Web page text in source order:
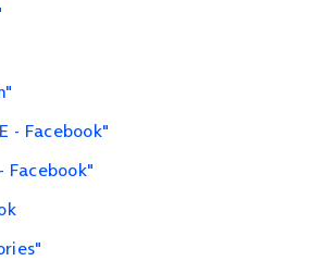
- Facebook"